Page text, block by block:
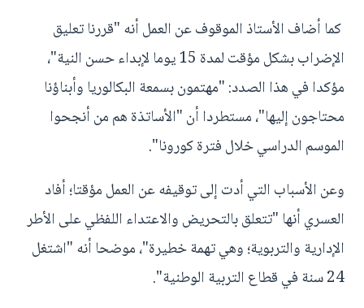
كما أضاف الأستاذ الموقوف عن العمل أنه "قررنا تعليق
الإضراب بشكل مؤقت لمدة 15 يوما لإبداء حسن النية"،
مؤكدا في هذا الصدد: "مهتمون بسمعة البكالوريا وأبناؤنا
محتاجون إليها"، مستطردا أن "الأساتذة هم من أنجحوا
الموسم الدراسي خلال فترة كورونا".
وعن الأسباب التي أدت إلى توقيفه عن العمل مؤقتا؛ أفاد
العسري أنها "تتعلق بالتحريض والاعتداء اللفظي على الأطر
الإدارية والتربوية؛ وهي تهمة خطيرة"، موضحا أنه "اشتغل
24 سنة في قطاع التربية الوطنية".